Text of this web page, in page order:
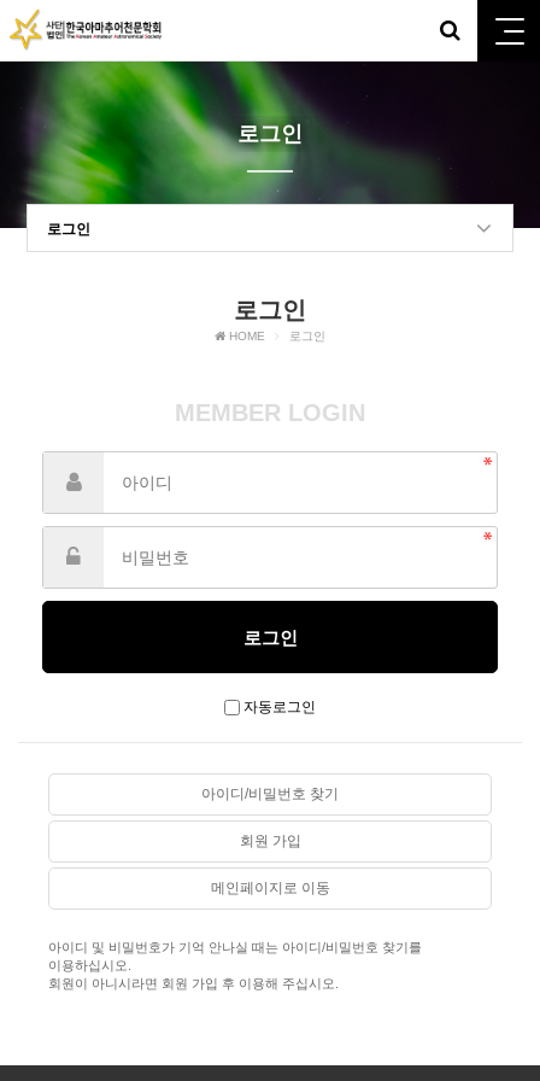
로그인
로그인
로그인
HOME 로그인
MEMBER LOGIN
자동로그인
아이디/비밀번호 찾기
회원 가입
메인페이지로 이동
아이디 및 비밀번호가 기억 안나실 때는 아이디/비밀번호 찾기를
이용하십시오.
회원이 아니시라면 회원 가입 후 이용해 주십시오.